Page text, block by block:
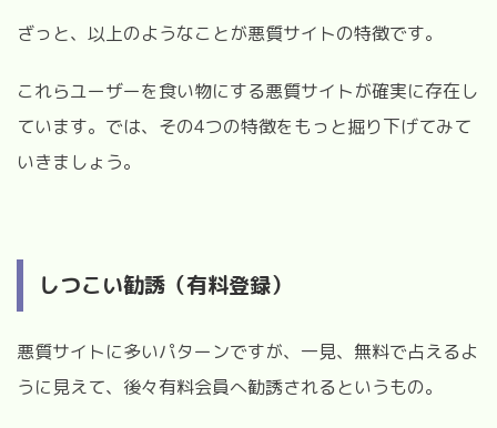
ざっと、以上のようなことが悪質サイトの特徴です。
これらユーザーを食い物にする悪質サイトが確実に存在し
ています。では、その4つの特徴をもっと掘り下げてみて
いきましょう。
しつこい勧誘（有料登録）
悪質サイトに多いパターンですが、一見、無料で占えるよ
うに見えて、後々有料会員へ勧誘されるというもの。